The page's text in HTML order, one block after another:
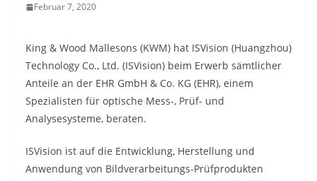
Februar 7, 2020
King & Wood Mallesons (KWM) hat ISVision (Huangzhou)
Technology Co., Ltd. (ISVision) beim Erwerb sämtlicher
Anteile an der EHR GmbH & Co. KG (EHR), einem
Spezialisten für optische Mess-, Prüf- und
Analysesysteme, beraten.
ISVision ist auf die Entwicklung, Herstellung und
Anwendung von Bildverarbeitungs-Prüfprodukten